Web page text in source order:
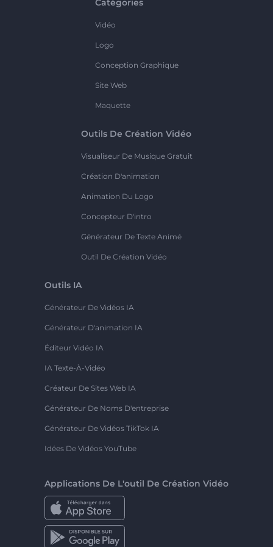
Catégories
Vidéo
Logo
Conception Graphique
Site Web
Maquette
Outils De Création Vidéo
Visualiseur De Musique Gratuit
Création D'animation
Animation Du Logo
Concepteur D'intro
Générateur De Texte Animé
Outil De Création Vidéo
Outils IA
Générateur De Vidéos IA
Générateur D'animation IA
Éditeur Vidéo IA
IA Texte-À-Vidéo
Créateur De Sites Web IA
Générateur De Noms D'entreprise
Générateur De Vidéos TikTok IA
Idées De Vidéos YouTube
Applications De L'outil De Création Vidéo